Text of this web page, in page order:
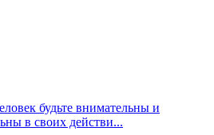
будьте внимательны и
в своих действи...